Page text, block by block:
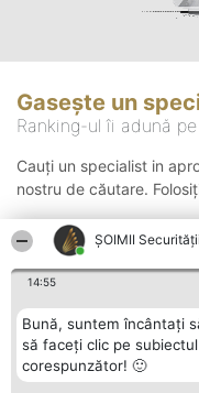
ȘOIMII Securității
14:55
Bună, suntem încântați
să faceți clic pe
corespunzător! 🙂
Gasește un
Ranking-ul îi adună
Cauți un specialist in
nostru de căutare.